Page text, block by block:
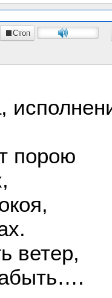
Стоп
порою
ветер,